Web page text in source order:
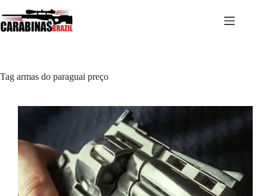
para
o
Tag armas do paraguai preço